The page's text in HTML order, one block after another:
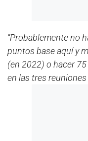
“Probablemente no
puntos base aquí y
(en 2022) o hacer
en las tres reuniones